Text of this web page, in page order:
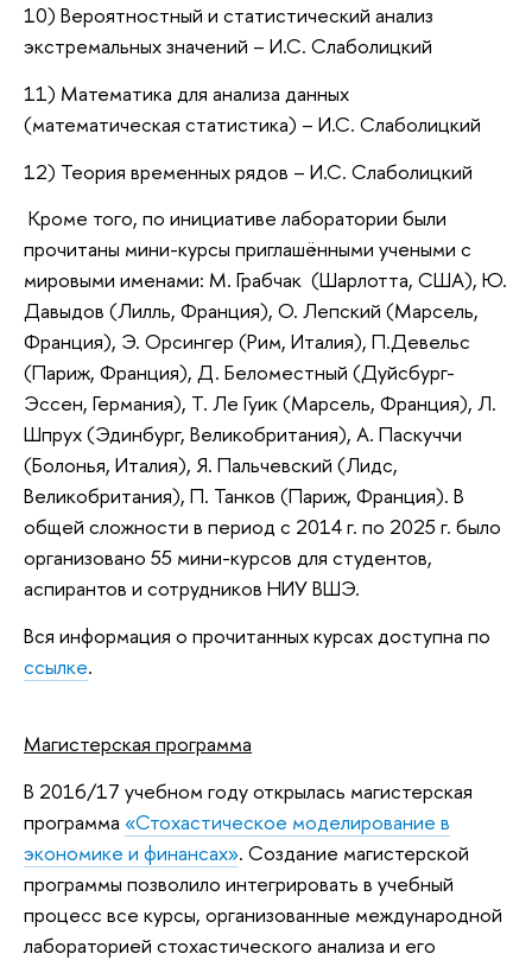
10) Вероятностный и статистический анализ
экстремальных значений – И.С. Слаболицкий
11) Математика для анализа данных
(математическая статистика) – И.С. Слаболицкий
12) Теория временных рядов – И.С. Слаболицкий
Кроме того, по инициативе лаборатории были
прочитаны мини-курсы приглашёнными учеными с
мировыми именами: М. Грабчак (Шарлотта, США), Ю.
Давыдов (Лилль, Франция), О. Лепский (Марсель,
Франция), Э. Орсингер (Рим, Италия), П.Девельс
(Париж, Франция), Д. Беломестный (Дуйсбург-
Эссен, Германия), Т. Ле Гуик (Марсель, Франция), Л.
Шпрух (Эдинбург, Великобритания), А. Паскуччи
(Болонья, Италия), Я. Пальчевский (Лидс,
Великобритания), П. Танков (Париж, Франция). В
общей сложности в период с 2014 г. по 2025 г. было
организовано 55 мини-курсов для студентов,
аспирантов и сотрудников НИУ ВШЭ.
Вся информация о прочитанных курсах доступна по
ссылке.
Магистерская программа
В 2016/17 учебном году открылась магистерская
программа «Стохастическое моделирование в
экономике и финансах». Создание магистерской
программы позволило интегрировать в учебный
процесс все курсы, организованные международной
лабораторией стохастического анализа и его